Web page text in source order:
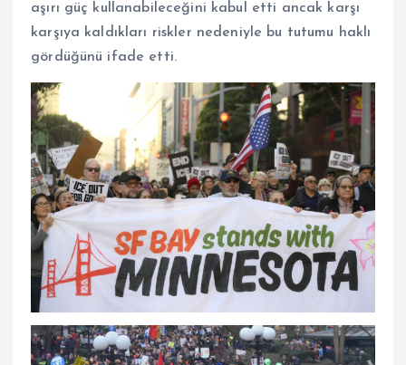
aşırı güç kullanabileceğini kabul etti ancak karşı
karşıya kaldıkları riskler nedeniyle bu tutumu haklı
gördüğünü ifade etti.